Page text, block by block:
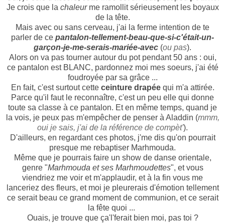
Je crois que la chaleurme ramollit sérieusement les boyaux
de la tête.
Mais avec ou sans cerveau, j'ai la ferme intention de te
parler de ce pantalon-tellement-beau-que-si-c'était-un-
garçon-je-me-serais-mariée-avec (ou pas).
Alors on va pas tourner autour du pot pendant 50 ans : oui,
ce pantalon est BLANC, pardonnez moi mes soeurs, j'ai été
foudroyée par sa grâce ...
En fait, c'est surtout cette ceinture drapéequi m'a attirée.
Parce qu'il faut le reconnaître, c'est un peu elle qui donne
toute sa classe à ce pantalon. Et en même temps, quand je
la vois, je peux pas m'empêcher de penser à Aladdin (mmm,
oui je sais, j'ai de la référence de compèt').
D'ailleurs, en regardant ces photos, j'me dis qu'on pourrait
presque me rebaptiser Marhmouda.
Même que je pourrais faire un show de danse orientale,
genre "Marhmouda et ses Marhmoudettes", et vous
viendriez me voir et m'applaudir, et à la fin vous me
lanceriez des fleurs, et moi je pleurerais d'émotion tellement
ce serait beau ce grand moment de communion, et ce serait
la fête quoi ...
Ouais, je trouve que ça'l'ferait bien moi, pas toi ?